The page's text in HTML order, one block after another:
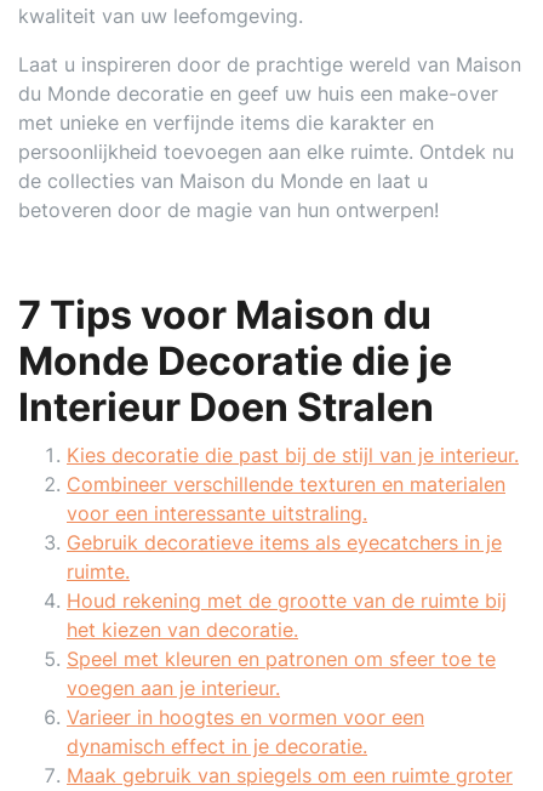
kwaliteit van uw leefomgeving.
Laat u inspireren door de prachtige wereld van Maison
du Monde decoratie en geef uw huis een make-over
met unieke en verfijnde items die karakter en
persoonlijkheid toevoegen aan elke ruimte. Ontdek nu
de collecties van Maison du Monde en laat u
betoveren door de magie van hun ontwerpen!
7 Tips voor Maison du
Monde Decoratie die je
Interieur Doen Stralen
Kies decoratie die past bij de stijl van je interieur.
Combineer verschillende texturen en materialen
voor een interessante uitstraling.
Gebruik decoratieve items als eyecatchers in je
ruimte.
Houd rekening met de grootte van de ruimte bij
het kiezen van decoratie.
Speel met kleuren en patronen om sfeer toe te
voegen aan je interieur.
Varieer in hoogtes en vormen voor een
dynamisch effect in je decoratie.
Maak gebruik van spiegels om een ruimte groter